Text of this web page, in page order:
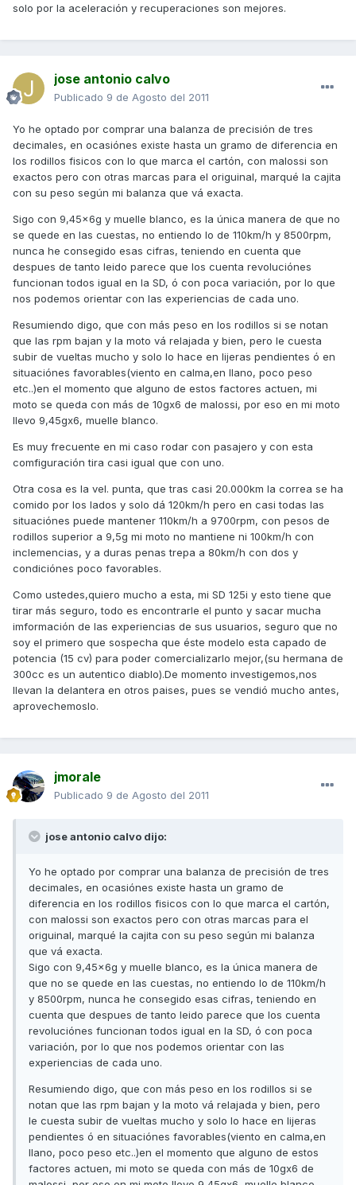
solo por la aceleración y recuperaciones son mejores.
jose antonio calvo
Publicado 9 de Agosto del 2011
Yo he optado por comprar una balanza de precisión de tres
decimales, en ocasiónes existe hasta un gramo de diferencia en
los rodillos fisicos con lo que marca el cartón, con malossi son
exactos pero con otras marcas para el origuinal, marqué la cajita
con su peso según mi balanza que vá exacta.
Sigo con 9,45x6g y muelle blanco, es la única manera de que no
se quede en las cuestas, no entiendo lo de 110km/h y 8500rpm,
nunca he consegido esas cifras, teniendo en cuenta que
despues de tanto leido parece que los cuenta revoluciónes
funcionan todos igual en la SD, ó con poca variación, por lo que
nos podemos orientar con las experiencias de cada uno.
Resumiendo digo, que con más peso en los rodillos si se notan
que las rpm bajan y la moto vá relajada y bien, pero le cuesta
subir de vueltas mucho y solo lo hace en lijeras pendientes ó en
situaciónes favorables(viento en calma,en llano, poco peso
etc..)en el momento que alguno de estos factores actuen, mi
moto se queda con más de 10gx6 de malossi, por eso en mi moto
llevo 9,45gx6, muelle blanco.
Es muy frecuente en mi caso rodar con pasajero y con esta
comfiguración tira casi igual que con uno.
Otra cosa es la vel. punta, que tras casi 20.000km la correa se ha
comido por los lados y solo dá 120km/h pero en casi todas las
situaciónes puede mantener 110km/h a 9700rpm, con pesos de
rodillos superior a 9,5g mi moto no mantiene ni 100km/h con
inclemencias, y a duras penas trepa a 80km/h con dos y
condiciónes poco favorables.
Como ustedes,quiero mucho a esta, mi SD 125i y esto tiene que
tirar más seguro, todo es encontrarle el punto y sacar mucha
imformación de las experiencias de sus usuarios, seguro que no
soy el primero que sospecha que éste modelo esta capado de
potencia (15 cv) para poder comercializarlo mejor,(su hermana de
300cc es un autentico diablo).De momento investigemos,nos
llevan la delantera en otros paises, pues se vendió mucho antes,
aprovechemoslo.
jmorale
Publicado 9 de Agosto del 2011
jose antonio calvo dijo:
Yo he optado por comprar una balanza de precisión de tres
decimales, en ocasiónes existe hasta un gramo de
diferencia en los rodillos fisicos con lo que marca el cartón,
con malossi son exactos pero con otras marcas para el
origuinal, marqué la cajita con su peso según mi balanza
que vá exacta.
Sigo con 9,45x6g y muelle blanco, es la única manera de
que no se quede en las cuestas, no entiendo lo de 110km/h
y 8500rpm, nunca he consegido esas cifras, teniendo en
cuenta que despues de tanto leido parece que los cuenta
revoluciónes funcionan todos igual en la SD, ó con poca
variación, por lo que nos podemos orientar con las
experiencias de cada uno.
Resumiendo digo, que con más peso en los rodillos si se
notan que las rpm bajan y la moto vá relajada y bien, pero
le cuesta subir de vueltas mucho y solo lo hace en lijeras
pendientes ó en situaciónes favorables(viento en calma,en
llano, poco peso etc..)en el momento que alguno de estos
factores actuen, mi moto se queda con más de 10gx6 de